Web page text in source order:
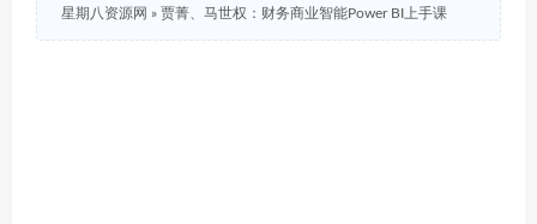
星期八资源网 » 贾菁、马世权：财务商业智能Power BI上手课